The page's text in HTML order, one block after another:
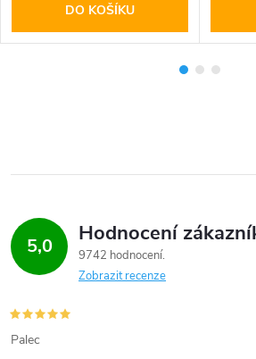
DO KOŠÍKU
5,0 Hodnocení
9742 hodnocení
Zobrazit recenze
Palec